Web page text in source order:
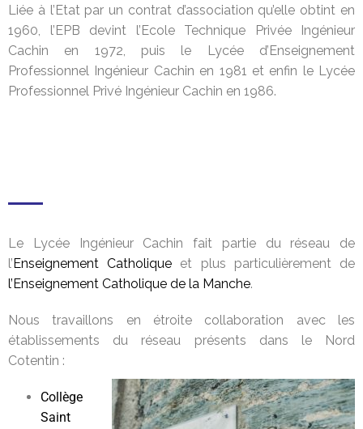
Liée à l’Etat par un contrat d’association qu’elle obtint en
1960, l’EPB devint l’Ecole Technique Privée Ingénieur
Cachin en 1972, puis le Lycée d’Enseignement
Professionnel Ingénieur Cachin en 1981 et enfin le Lycée
Professionnel Privé Ingénieur Cachin en 1986.
Le Lycée Ingénieur Cachin fait partie du réseau de
l’Enseignement Catholique et plus particulièrement de
l’Enseignement Catholique de la Manche.
Nous travaillons en étroite collaboration avec les
établissements du réseau présents dans le Nord
Cotentin :
Collège
Saint